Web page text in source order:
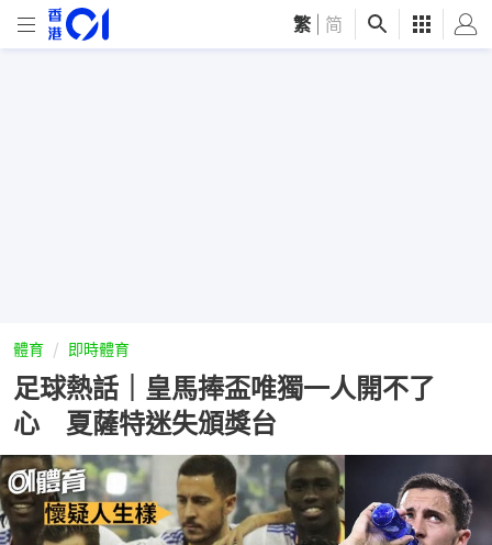
繁 简
體育 即時體育
足球熱話｜皇馬捧盃唯獨一人開不了
心 夏薩特迷失頒獎台